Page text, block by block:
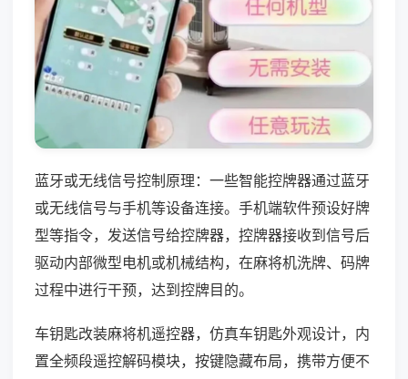
蓝牙或无线信号控制原理：一些智能控牌器通过蓝牙
或无线信号与手机等设备连接。手机端软件预设好牌
型等指令，发送信号给控牌器，控牌器接收到信号后
驱动内部微型电机或机械结构，在麻将机洗牌、码牌
过程中进行干预，达到控牌目的。
车钥匙改装麻将机遥控器，仿真车钥匙外观设计，内
置全频段遥控解码模块，按键隐藏布局，携带方便不